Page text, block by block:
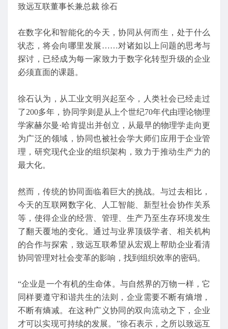
致远互联董事长兼总裁 徐石
在数字化和智能化的今天，协同从何而生，处于什么
状态，将会向哪里发展……对诸如以上问题的思考与
探讨，已经成为每一家致力于数字化转型升级的企业
必须直面的课题。
徐石认为，从工业文明兴起至今，人类社会已经走过
了200多年，协同学则是从上个世纪70年代由理论物理
学家赫尔曼·哈肯提出并创立，从最早的物理学走向更
为广泛的领域，协同也被社会学大师们应用于企业管
理，研究现代企业的组织架构，致力于推动生产力的
最大化。
然而，传统的协同面临着巨大的挑战。与过去相比，
今天的互联网数字化、人工智能、新型社会协作关系
等，使得企业的经营、管理、生产乃至生存环境发生
了翻天覆地的变化。通过与业界顶级学者、相关机构
的合作与探索，致远互联希望从宏观上帮助企业看清
协同管理对社会变革的影响，找到组织效率的密码。
“企业是一个有机的生命体。与自然界的万物一样，它
同样要遵守和谐共生的法则，企业需要不断有熵增，
不断有熵减。在这种广义协同的双向流动之下，企业
才可以实现可持续的发展。”徐石表示，之所以致远互